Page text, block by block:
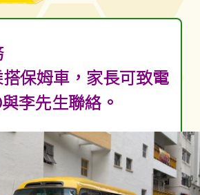
保姆車，家長可致電
李先生聯絡。